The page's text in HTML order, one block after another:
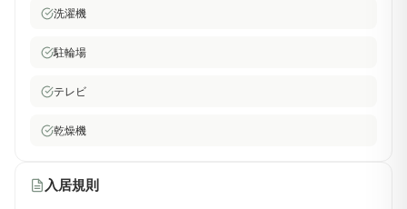
ろな価格の快適な生活を実現できます。都内での充実した暮
となるでしょう。
洗濯機
駐輪場
テレビ
乾燥機
入居規則